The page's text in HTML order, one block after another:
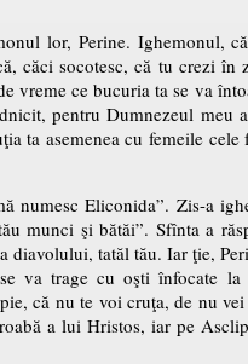
lor, Perine. Ighemonul,
căci socotesc, că tu crezi în
vreme ce bucuria ta se va
pentru Dumnezeul meu
ta asemenea cu femeile cele
numesc Eliconida”. Zis-a
munci şi bătăi”. Sfînta a
diavolului, tatăl tău. Iar ţie,
va trage cu oşti înfocate la
că nu te voi cruţa, de nu
a lui Hristos, iar pe